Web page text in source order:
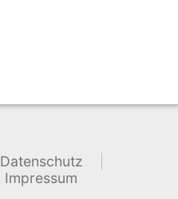
Datenschutz
Impressum